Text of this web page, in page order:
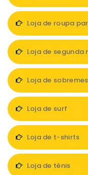
Loja de roupa
Loja de segunda
Loja de
Loja de surf
Loja de t-shirts
Loja de ténis